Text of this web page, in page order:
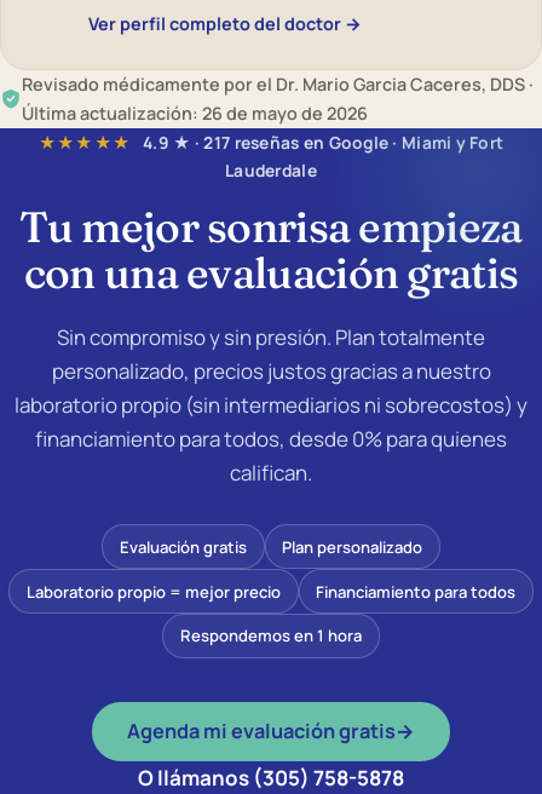
Ver perfil completo del doctor →
Revisado médicamente por el Dr. Mario Garcia Caceres, DDS ·
Última actualización: 26 de mayo de 2026
★★★★★
4.9 ★ · 217 reseñas en Google · Miami y Fort
Lauderdale
Tu mejor sonrisa empieza
con unaevaluación gratis
Sin compromiso y sin presión. Plan totalmente
personalizado, precios justos gracias a nuestro
laboratorio propio (sin intermediarios ni sobrecostos) y
financiamiento para todos, desde 0% para quienes
califican.
Evaluación gratis Plan personalizado
Laboratorio propio = mejor precio Financiamiento para todos
Respondemos en 1 hora
Agenda mi evaluación gratis→
O llámanos (305) 758-5878